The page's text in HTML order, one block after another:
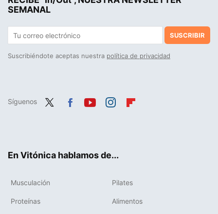
SEMANAL
SUSCRIBIR
Suscribiéndote aceptas nuestra política de privacidad
Síguenos
En Vitónica hablamos de...
Musculación Pilates
Proteínas Alimentos